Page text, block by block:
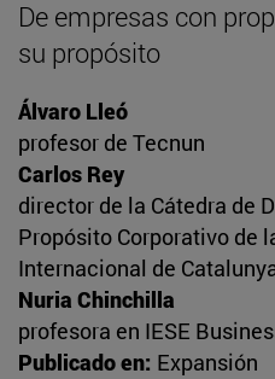
De empresas con
su propósito
Álvaro Lleó
profesor de Tecnun
Carlos Rey
director de la Cátedra de
Propósito Corporativo de
Internacional de
Nuria Chinchilla
profesora en IESE
Publicado en: Expansión